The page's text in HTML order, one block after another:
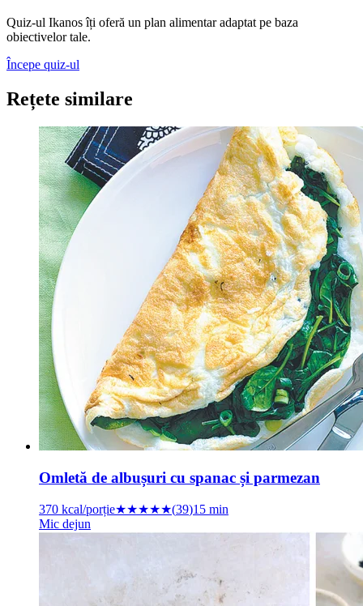
Quiz-ul Ikanos îți oferă un plan alimentar adaptat pe baza
obiectivelor tale.
Începe quiz-ul
Rețete similare
Omletă de albușuri cu spanac și parmezan
370 kcal/porție★★★★★(39)15 min
Mic dejun